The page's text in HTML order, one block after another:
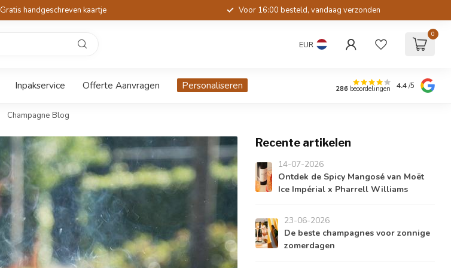
Gratis handgeschreven kaartje Voor 16:00 besteld, vandaag verzonden
EUR
0
Inpakservice Offerte Aanvragen Personaliseren 286 beoordelingen 4.4/5
Champagne Blog
Recente artikelen
14-07-2026
Ontdek de Spicy Mangosé van Moët
Ice Impérial x Pharrell Williams
23-06-2026
De beste champagnes voor zonnige
zomerdagen